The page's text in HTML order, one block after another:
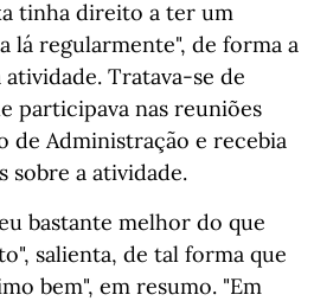
tinha direito a ter um
lá regularmente", de forma a
Tratava-se de
participava nas reuniões
de Administração e recebia
sobre a atividade.
bastante melhor do que
salienta, de tal forma que
bem", em resumo. "Em